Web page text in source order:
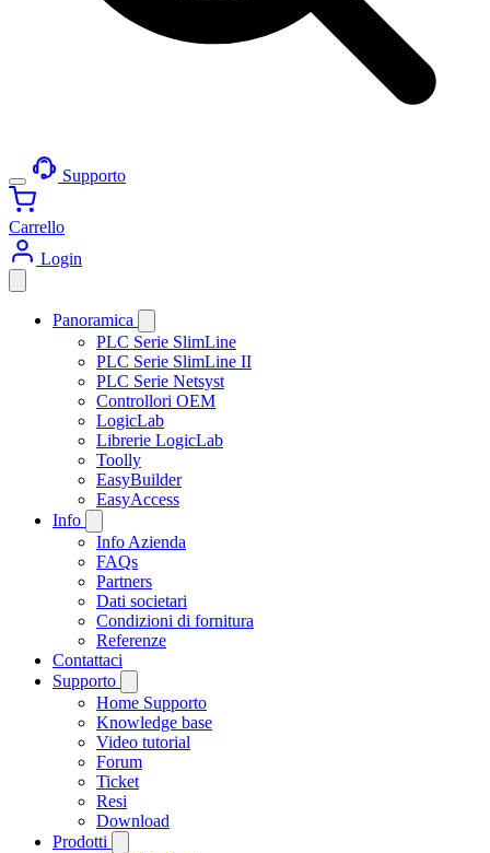
Supporto
Carrello
Login
Panoramica
PLC Serie SlimLine
PLC Serie SlimLine II
PLC Serie Netsyst
Controllori OEM
LogicLab
Librerie LogicLab
Toolly
EasyBuilder
EasyAccess
Info
Info Azienda
FAQs
Partners
Dati societari
Condizioni di fornitura
Referenze
Contattaci
Supporto
Home Supporto
Knowledge base
Video tutorial
Forum
Ticket
Resi
Download
Prodotti